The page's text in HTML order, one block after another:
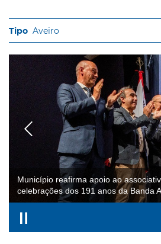
Aveiro
Município reafirma apoio ao
celebrações dos 191 anos da Banda